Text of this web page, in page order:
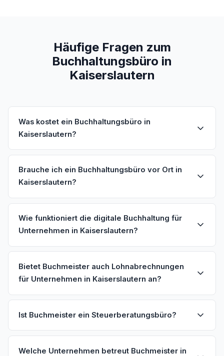
Häufige Fragen zum
Buchhaltungsbüro in
Kaiserslautern
Was kostet ein Buchhaltungsbüro in
Kaiserslautern?
Brauche ich ein Buchhaltungsbüro vor Ort in
Kaiserslautern?
Wie funktioniert die digitale Buchhaltung für
Unternehmen in Kaiserslautern?
Bietet Buchmeister auch Lohnabrechnungen
für Unternehmen in Kaiserslautern an?
Ist Buchmeister ein Steuerberatungsbüro?
Welche Unternehmen betreut Buchmeister in